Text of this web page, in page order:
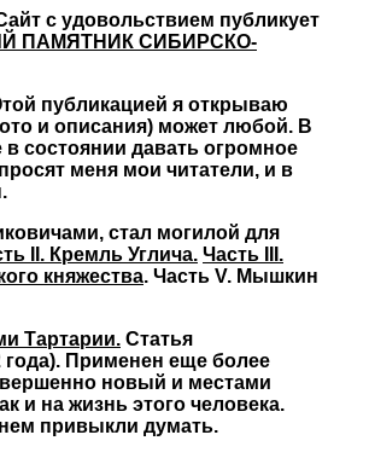
с удовольствием публикует
ПАМЯТНИК СИБИРСКО-
публикацией я открываю
и описания) может любой. В
состоянии давать огромное
меня мои читатели, и в
стал могилой для
II. Кремль Углича. Часть III.
княжества. Часть V. Мышкин
Тартарии. Статья
года). Применен еще более
новый и местами
и на жизнь этого человека.
привыкли думать.